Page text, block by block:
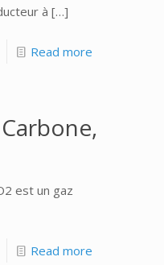
à […]
Read more
est un gaz
Read more